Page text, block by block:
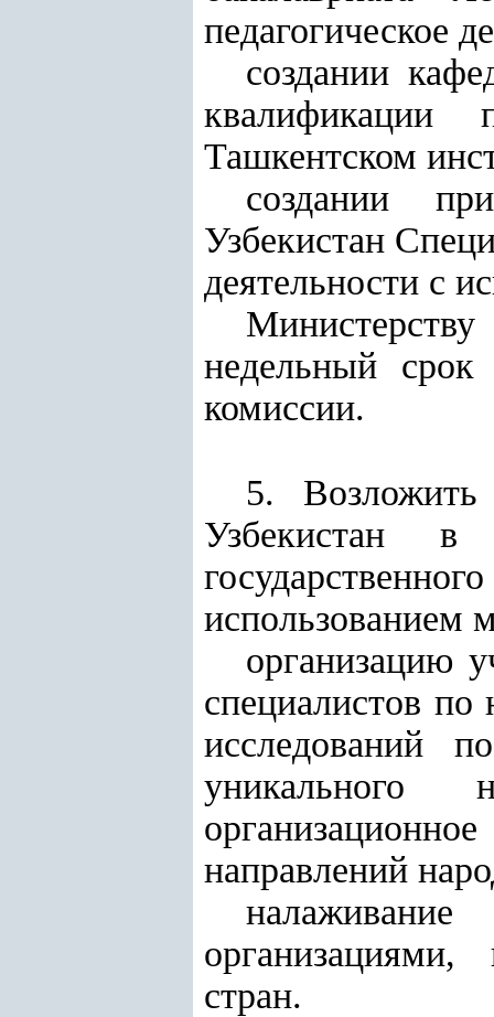
педагогическое
создании
Ташкентском
создании
Узбекистан
деятельности с
недельный срок
комиссии.
5. Возложить
Узбекистан
использованием
организацию
специалистов
исследований
уникального
направлений
налаживание
стран.